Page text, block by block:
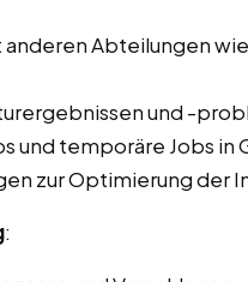
Abteilungen
und -
und temporäre Jobs in
zur Optimierung der
: